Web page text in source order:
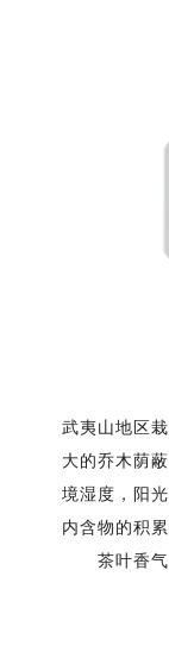
武夷山地区
大的乔木荫
境湿度，阳
内含物的积
茶叶香